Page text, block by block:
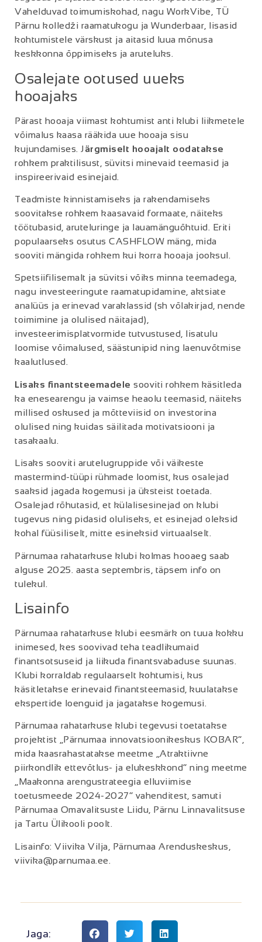
Vahelduvad toimumiskohad, nagu WorkVibe, TÜ
Pärnu kolledži raamatukogu ja Wunderbaar, lisasid
kohtumistele värskust ja aitasid luua mõnusa
keskkonna õppimiseks ja aruteluks.
Osalejate ootused uueks
hooajaks
Pärast hooaja viimast kohtumist anti klubi liikmetele
võimalus kaasa rääkida uue hooaja sisu
kujundamises. J ärgmiselt hooajalt oodatakse
rohkem praktilisust, süvitsi minevaid teemasid ja
inspireerivaid esinejaid.
Teadmiste kinnistamiseks ja rakendamiseks
soovitakse rohkem kaasavaid formaate, näiteks
töötubasid, aruteluringe ja lauamänguõhtuid. Eriti
populaarseks osutus CASHFLOW mäng, mida
sooviti mängida rohkem kui korra hooaja jooksul.
Spetsiifilisemalt ja süvitsi võiks minna teemadega,
nagu investeeringute raamatupidamine, aktsiate
analüüs ja erinevad varaklassid (sh võlakirjad, nende
toimimine ja olulised näitajad),
investeerimisplatvormide tutvustused, lisatulu
loomise võimalused, säästunipid ning laenuvõtmise
kaalutlused.
Lisaks finantsteemadele sooviti rohkem käsitleda
ka enesearengu ja vaimse heaolu teemasid, näiteks
millised oskused ja mõtteviisid on investorina
olulised ning kuidas säilitada motivatsiooni ja
tasakaalu.
Lisaks sooviti arutelugruppide või väikeste
mastermind-tüüpi rühmade loomist, kus osalejad
saaksid jagada kogemusi ja üksteist toetada.
Osalejad rõhutasid, et külalisesinejad on klubi
tugevus ning pidasid oluliseks, et esinejad oleksid
kohal füüsiliselt, mitte esineksid virtuaalselt.
Pärnumaa rahatarkuse klubi kolmas hooaeg saab
alguse 2025. aasta septembris, täpsem info on
tulekul.
Lisainfo
Pärnumaa rahatarkuse klubi eesmärk on tuua kokku
inimesed, kes soovivad teha teadlikumaid
finantsotsuseid ja liikuda finantsvabaduse suunas.
Klubi korraldab regulaarselt kohtumisi, kus
käsitletakse erinevaid finantsteemasid, kuulatakse
ekspertide loenguid ja jagatakse kogemusi.
Pärnumaa rahatarkuse klubi tegevusi toetatakse
projektist „Pärnumaa innovatsioonikeskus KOBAR”,
mida kaasrahastatakse meetme „Atraktiivne
piirkondlik ettevõtlus- ja elukeskkond” ning meetme
„Maakonna arengustrateegia elluviimise
toetusmeede 2024-2027” vahenditest, samuti
Pärnumaa Omavalitsuste Liidu, Pärnu Linnavalitsuse
ja Tartu Ülikooli poolt.
Lisainfo: Viivika Vilja, Pärnumaa Arenduskeskus,
viivika@parnumaa.ee.
Jaga: